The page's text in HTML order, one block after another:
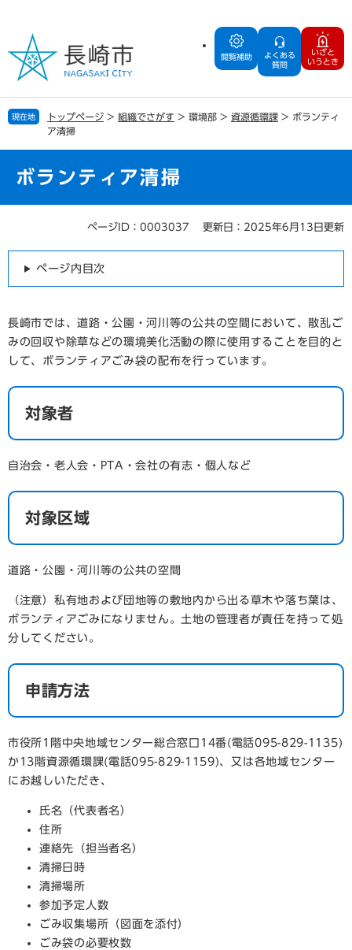
の
で
す
ー
ば
し
閲覧補助
よくある
質問
いざと
いうとき
現在地 トップページ > 組織でさがす > 環境部 > 資源循環課 > ボランティ
ア清掃
ボランティア清掃
ページID：0003037 更新日：2025年6月13日更新
ページ内目次
長崎市では、道路・公園・河川等の公共の空間において、散乱ご
みの回収や除草などの環境美化活動の際に使用することを目的と
して、ボランティアごみ袋の配布を行っています。
対象者
自治会・老人会・PTA・会社の有志・個人など
対象区域
道路・公園・河川等の公共の空間
（注意）私有地および団地等の敷地内から出る草木や落ち葉は、
ボランティアごみになりません。土地の管理者が責任を持って処
分してください。
申請方法
市役所1階中央地域センター総合窓口14番(電話095-829-1135)
か13階資源循環課(電話095-829-1159)、又は各地域センター
にお越しいただき、
氏名（代表者名）
住所
連絡先（担当者名）
清掃日時
清掃場所
参加予定人数
ごみ収集場所（図面を添付）
ごみ袋の必要枚数